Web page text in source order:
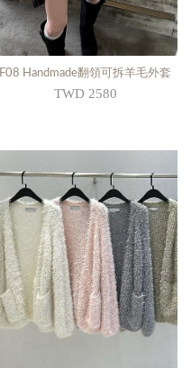
F08 Handmade翻領可拆羊毛外套
TWD 2580